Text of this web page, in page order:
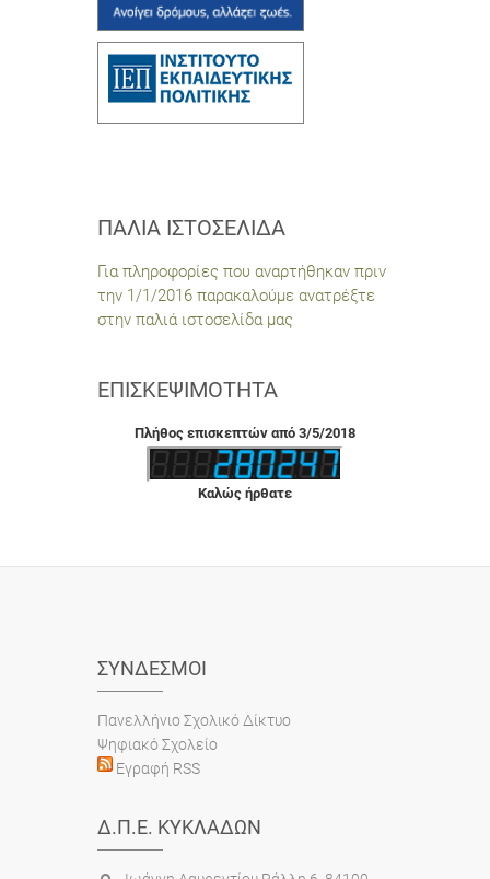
ΠΑΛΙΆ ΙΣΤΟΣΕΛΊΔΑ
Για πληροφορίες που αναρτήθηκαν πριν
την 1/1/2016 παρακαλούμε ανατρέξτε
στην παλιά ιστοσελίδα μας
ΕΠΙΣΚΕΨΙΜΌΤΗΤΑ
Πλήθος επισκεπτών από 3/5/2018
Καλώς ήρθατε
ΣΎΝΔΕΣΜΟΙ
Πανελλήνιο Σχολικό Δίκτυο
Ψηφιακό Σχολείο
Εγραφή RSS
Δ.Π.Ε. ΚΥΚΛΆΔΩΝ